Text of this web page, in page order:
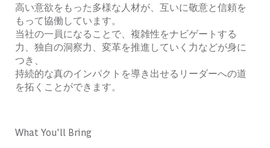
高い意欲をもった多様な人材が、互いに敬意と信頼を
もって協働しています。
当社の一員になることで、複雑性をナビゲートする
力、独自の洞察力、変革を推進していく力などが身に
つき、
持続的な真のインパクトを導き出せるリーダーへの道
を拓くことができます。
What You'll Bring